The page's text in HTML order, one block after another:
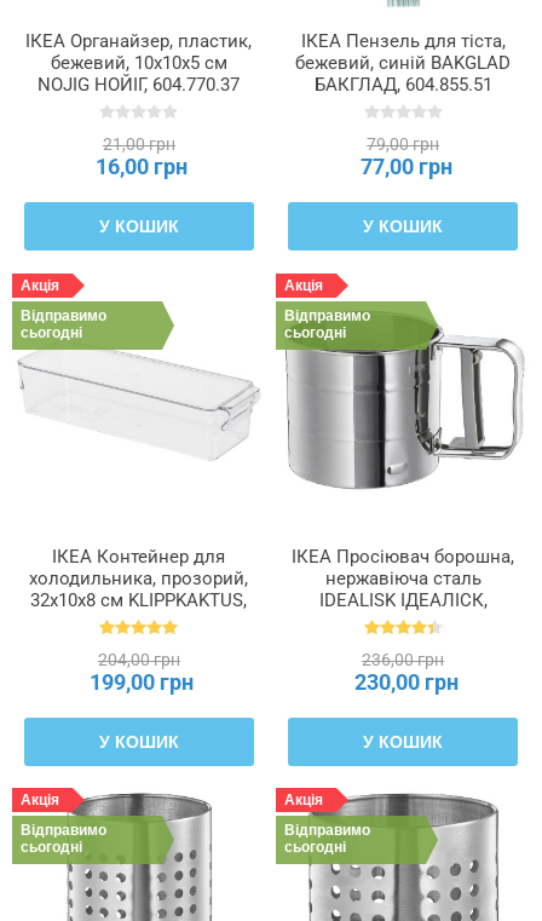
ІКЕА Органайзер, пластик,
бежевий, 10x10x5 см
NOJIG НОЙІГ, 604.770.37
21,00 грн
16,00 грн
У КОШИК
ІКЕА Пензель для тіста,
бежевий, синій BAKGLAD
БАКГЛАД, 604.855.51
79,00 грн
77,00 грн
У КОШИК
Акція
Відправимо
сьогодні
ІКЕА Контейнер для
холодильника, прозорий,
32x10x8 см KLIPPKAKTUS,
105.688.84
204,00 грн
199,00 грн
У КОШИК
Акція
Відправимо
сьогодні
ІКЕА Просіювач борошна,
нержавіюча сталь
IDEALISK ІДЕАЛІСК,
400.143.40
236,00 грн
230,00 грн
У КОШИК
Акція
Відправимо
сьогодні
Акція
Відправимо
сьогодні